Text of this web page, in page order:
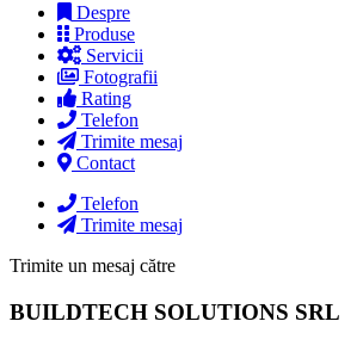
Despre
Produse
Servicii
Fotografii
Rating
Telefon
Trimite mesaj
Contact
Telefon
Trimite mesaj
Trimite un mesaj către
BUILDTECH SOLUTIONS SRL